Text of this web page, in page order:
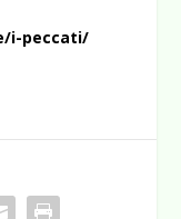
i-peccati/